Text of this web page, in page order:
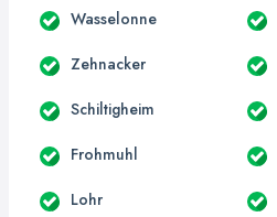
Wasselonne
Zehnacker
Schiltigheim
Frohmuhl
Lohr